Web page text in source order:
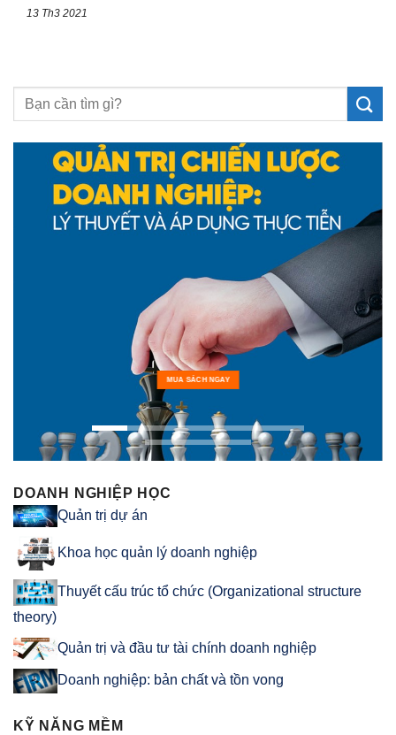
13 Th3 2021
MUA SÁCH NGAY
DOANH NGHIỆP HỌC
Quản trị dự án
Khoa học quản lý doanh nghiệp
Thuyết cấu trúc tổ chức (Organizational structure
theory)
Quản trị và đầu tư tài chính doanh nghiệp
Doanh nghiệp: bản chất và tồn vong
KỸ NĂNG MỀM